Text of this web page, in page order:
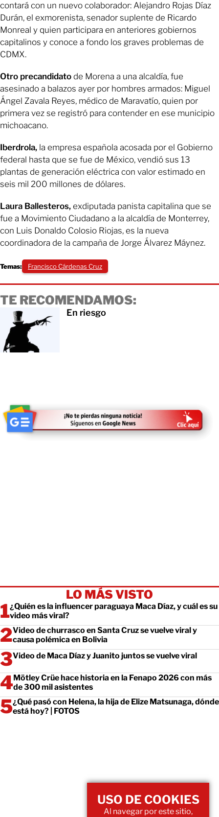
contará con un nuevo colaborador: Alejandro Rojas Díaz
Durán, el exmorenista, senador suplente de Ricardo
Monreal y quien participara en anteriores gobiernos
capitalinos y conoce a fondo los graves problemas de
CDMX.
Otro precandidato de Morena a una alcaldía, fue
asesinado a balazos ayer por hombres armados: Miguel
Ángel Zavala Reyes, médico de Maravatío, quien por
primera vez se registró para contender en ese municipio
michoacano.
Iberdrola, la empresa española acosada por el Gobierno
federal hasta que se fue de México, vendió sus 13
plantas de generación eléctrica con valor estimado en
seis mil 200 millones de dólares.
Laura Ballesteros, exdiputada panista capitalina que se
fue a Movimiento Ciudadano a la alcaldía de Monterrey,
con Luis Donaldo Colosio Riojas, es la nueva
coordinadora de la campaña de Jorge Álvarez Máynez.
Temas: Francisco Cárdenas Cruz
TE RECOMENDAMOS:
En riesgo
LO MÁS VISTO
¿Quién es la influencer paraguaya Maca Díaz, y cuál es su
video más viral?
Video de churrasco en Santa Cruz se vuelve viral y
causa polémica en Bolivia
Video de Maca Díaz y Juanito juntos se vuelve viral
Mötley Crüe hace historia en la Fenapo 2026 con más
de 300 mil asistentes
¿Qué pasó con Helena, la hija de Elize Matsunaga, dónde
está hoy? | FOTOS
USO DE COOKIES
Al navegar por este sitio,